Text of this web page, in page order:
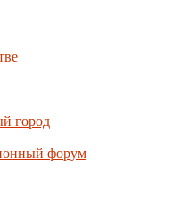
город
форум